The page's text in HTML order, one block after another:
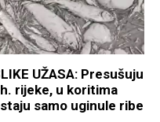
UŽASA: Presušuju
rijeke, u koritima
samo uginule ribe